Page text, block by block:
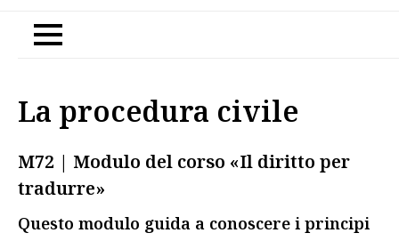
La procedura civile
M72 | Modulo del corso «Il diritto per
tradurre»
Questo modulo guida a conoscere i principi